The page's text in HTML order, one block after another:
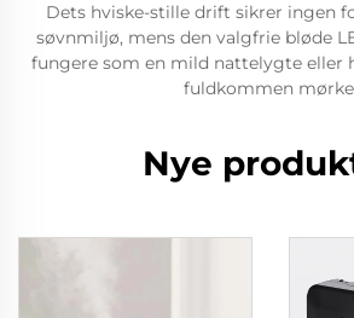
Dets hviske-stille drift sikrer ingen
søvnmiljø, mens den valgfrie bløde
fungere som en mild nattelygte eller
fuldkommen
Nye